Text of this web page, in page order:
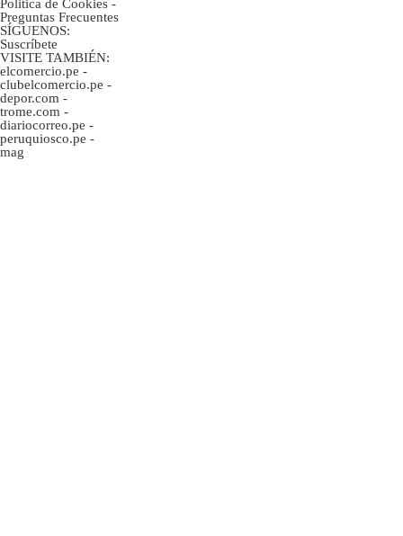
Politica de Cookies -
Preguntas Frecuentes
SÍGUENOS:
Suscríbete
VISITE TAMBIÉN:
elcomercio.pe -
clubelcomercio.pe -
depor.com -
trome.com -
diariocorreo.pe -
peruquiosco.pe -
mag